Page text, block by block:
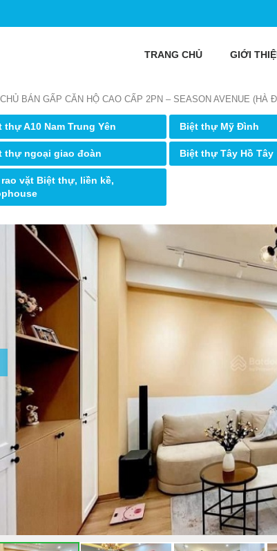
TRANG CHỦ GIỚI
BÁN GẤP CĂN HỘ CAO CẤP 2PN – SEASON AVENUE (HÀ
thự A10 Nam Trung Yên Biệt thự Mỹ Đình
thự ngoại giao đoàn Biệt thự Tây Hồ Tây
vặt Biệt thự, liền kề,